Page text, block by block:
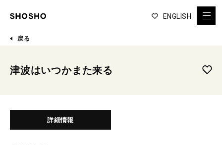
ENGLISH
戻る
津波はいつかまた来る
詳細情報